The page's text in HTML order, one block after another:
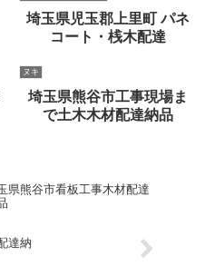
埼玉県児玉郡上里町 パネ
コート・桟木配達
ヌキ
埼玉県熊谷市工事現場ま
で土木木材配達納品
県熊谷市看板工事木材配達
達納